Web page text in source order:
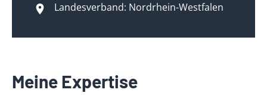
Landesverband: Nordrhein-Westfalen
Meine Expertise